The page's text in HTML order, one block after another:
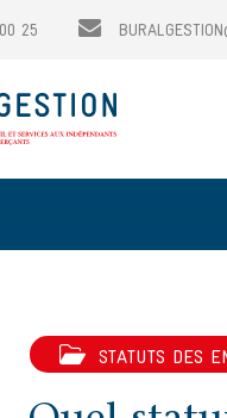
25
STATUTS DES